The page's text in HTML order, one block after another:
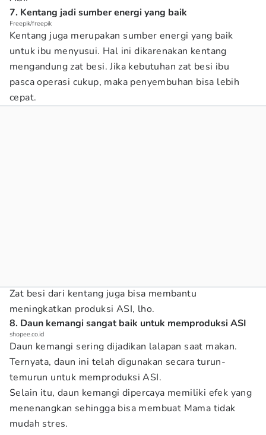
7. Kentang jadi sumber energi yang baik
Freepik/freepik
Kentang juga merupakan sumber energi yang baik
untuk ibu menyusui. Hal ini dikarenakan kentang
mengandung zat besi. Jika kebutuhan zat besi ibu
pasca operasi cukup, maka penyembuhan bisa lebih
cepat.
Zat besi dari kentang juga bisa membantu
meningkatkan produksi ASI, lho.
8. Daun kemangi sangat baik untuk memproduksi ASI
shopee.co.id
Daun kemangi sering dijadikan lalapan saat makan.
Ternyata, daun ini telah digunakan secara turun-
temurun untuk memproduksi ASI.
Selain itu, daun kemangi dipercaya memiliki efek yang
menenangkan sehingga bisa membuat Mama tidak
mudah stres.